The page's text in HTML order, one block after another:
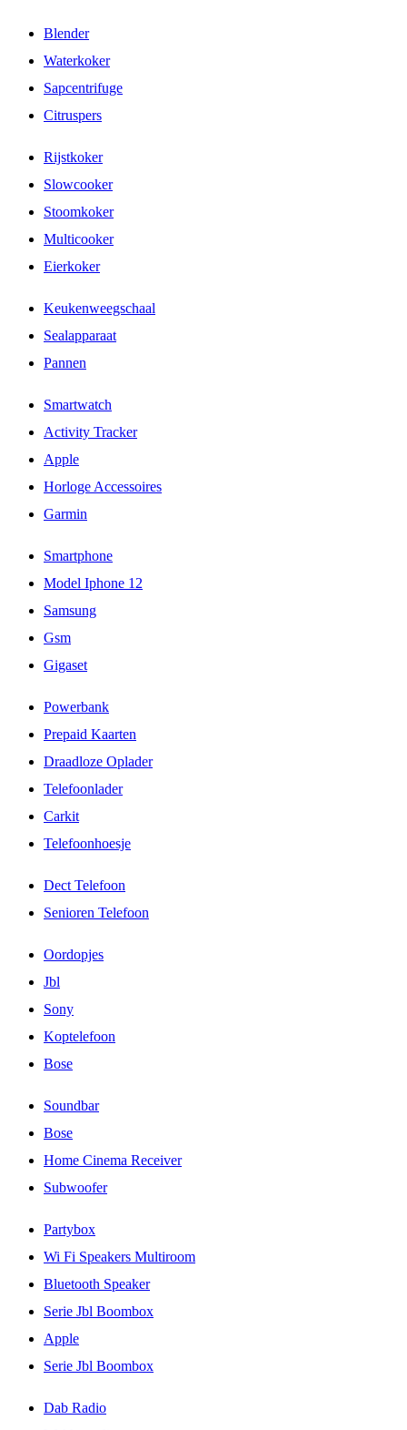
Blender
Waterkoker
Sapcentrifuge
Citruspers
Rijstkoker
Slowcooker
Stoomkoker
Multicooker
Eierkoker
Keukenweegschaal
Sealapparaat
Pannen
Smartwatch
Activity Tracker
Apple
Horloge Accessoires
Garmin
Smartphone
Model Iphone 12
Samsung
Gsm
Gigaset
Powerbank
Prepaid Kaarten
Draadloze Oplader
Telefoonlader
Carkit
Telefoonhoesje
Dect Telefoon
Senioren Telefoon
Oordopjes
Jbl
Sony
Koptelefoon
Bose
Soundbar
Bose
Home Cinema Receiver
Subwoofer
Partybox
Wi Fi Speakers Multiroom
Bluetooth Speaker
Serie Jbl Boombox
Apple
Serie Jbl Boombox
Dab Radio